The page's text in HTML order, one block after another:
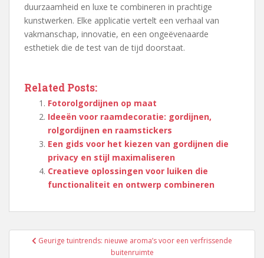
duurzaamheid en luxe te combineren in prachtige
kunstwerken. Elke applicatie vertelt een verhaal van
vakmanschap, innovatie, en een ongeëvenaarde
esthetiek die de test van de tijd doorstaat.
Related Posts:
Fotorolgordijnen op maat
Ideeën voor raamdecoratie: gordijnen,
rolgordijnen en raamstickers
Een gids voor het kiezen van gordijnen die
privacy en stijl maximaliseren
Creatieve oplossingen voor luiken die
functionaliteit en ontwerp combineren
Berichtnavigatie
Geurige tuintrends: nieuwe aroma’s voor een verfrissende
buitenruimte